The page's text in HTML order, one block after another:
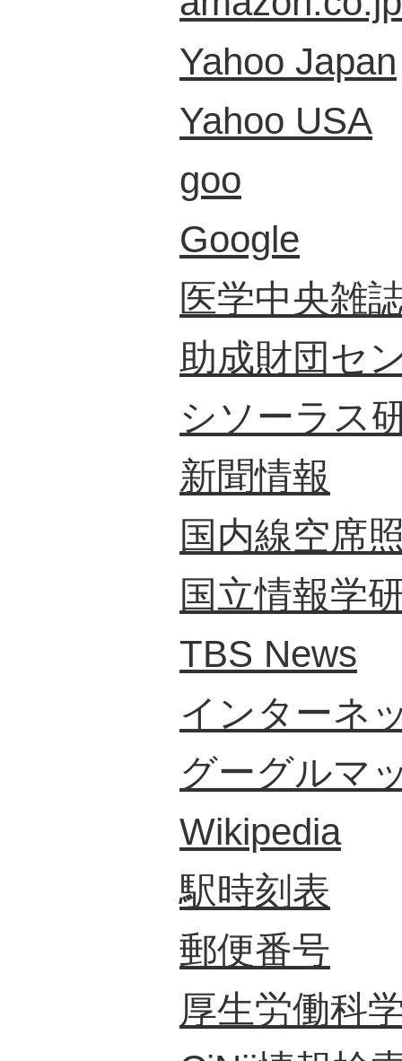
Yahoo Japan
Yahoo USA
goo
Google
医学中央雑
助成財団セ
シソーラス
新聞情報
国内線空席
国立情報学
TBS News
インターネ
グーグルマ
Wikipedia
駅時刻表
郵便番号
厚生労働科